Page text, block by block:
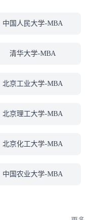
中国人民大学-MBA
清华大学-MBA
北京工业大学-MBA
北京理工大学-MBA
北京化工大学-MBA
中国农业大学-MBA